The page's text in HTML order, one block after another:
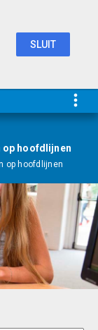
op hoofdlijnen
op hoofdlijnen
SLUIT